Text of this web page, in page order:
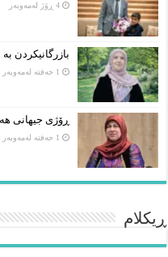
4 ڕۆژ لەمەوبەر
بازرگانیکردن
1 حەفتە لەمەوبەر
ڕۆژی جیهانی
1 حەفتە لەمەوبەر
ڕیکلام